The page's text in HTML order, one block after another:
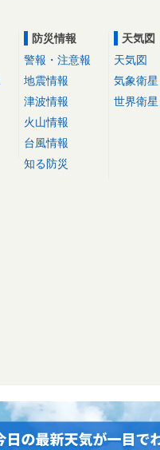
防災情報
警報・注意報
地震情報
津波情報
火山情報
台風情報
知る防災
天気図
天気図
気象衛星
世界衛星